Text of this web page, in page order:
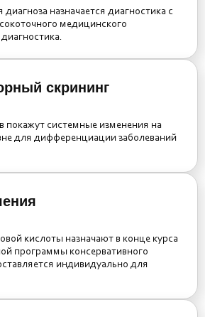
назначается диагностика с
медицинского
скрининг
покажут системные изменения на
для дифференциации заболеваний
кислоты назначают в конце курса
программы консервативного
индивидуально для